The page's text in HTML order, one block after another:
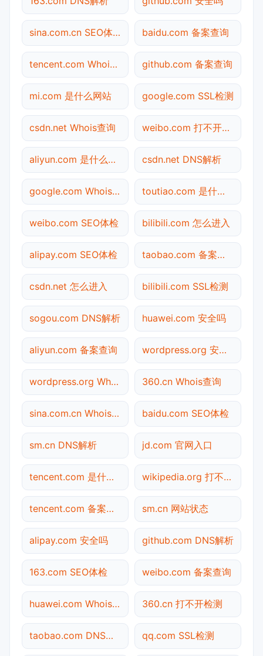
sina.com.cn SEO体检 baidu.com 备案查询
tencent.com Whois查询 github.com 备案查询
mi.com 是什么网站 google.com SSL检测
csdn.net Whois查询 weibo.com 打不开检测
aliyun.com 是什么网站 csdn.net DNS解析
google.com Whois查询 toutiao.com 是什么网站
weibo.com SEO体检 bilibili.com 怎么进入
alipay.com SEO体检 taobao.com 备案查询
csdn.net 怎么进入 bilibili.com SSL检测
sogou.com DNS解析 huawei.com 安全吗
aliyun.com 备案查询 wordpress.org 安全吗
wordpress.org Whois查询 360.cn Whois查询
sina.com.cn Whois查询 baidu.com SEO体检
sm.cn DNS解析 jd.com 官网入口
tencent.com 是什么网站 wikipedia.org 打不开检测
tencent.com 备案查询 sm.cn 网站状态
alipay.com 安全吗 github.com DNS解析
163.com SEO体检 weibo.com 备案查询
huawei.com Whois查询 360.cn 打不开检测
taobao.com DNS解析 qq.com SSL检测